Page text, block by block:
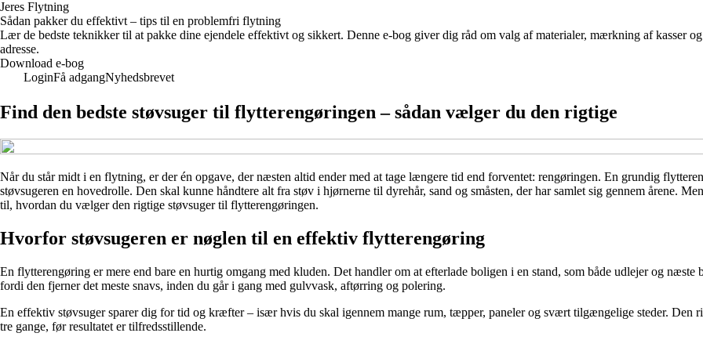
Jeres Flytning
Sådan pakker du effektivt – tips til en problemfri flytning
Lær de bedste teknikker til at pakke dine ejendele effektivt og sikkert. Denne e-bog giver dig råd om valg af materialer, mærkning af kasser
adresse.
Download e-bog
LoginFå adgangNyhedsbrevet
Find den bedste støvsuger til flytterengøringen – sådan vælger du den rigtige
Når du står midt i en flytning, er der én opgave, der næsten altid ender med at tage længere tid end forventet: rengøringen. En grundig
støvsugeren en hovedrolle. Den skal kunne håndtere alt fra støv i hjørnerne til dyrehår, sand og småsten, der har samlet sig gennem årene.
til, hvordan du vælger den rigtige støvsuger til flytterengøringen.
Hvorfor støvsugeren er nøglen til en effektiv flytterengøring
En flytterengøring er mere end bare en hurtig omgang med kluden. Det handler om at efterlade boligen i en stand, som både udlejer og
fordi den fjerner det meste snavs, inden du går i gang med gulvvask, aftørring og polering.
En effektiv støvsuger sparer dig for tid og kræfter – især hvis du skal igennem mange rum, tæpper, paneler og svært tilgængelige steder. Den
tre gange, før resultatet er tilfredsstillende.